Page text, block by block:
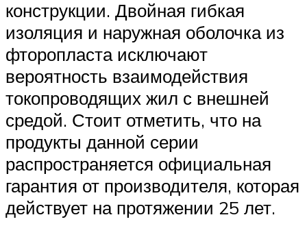
конструкции. Двойная гибкая
изоляция и наружная оболочка из
фторопласта исключают
вероятность взаимодействия
токопроводящих жил с внешней
средой. Стоит отметить, что на
продукты данной серии
распространяется официальная
гарантия от производителя, которая
действует на протяжении 25 лет.